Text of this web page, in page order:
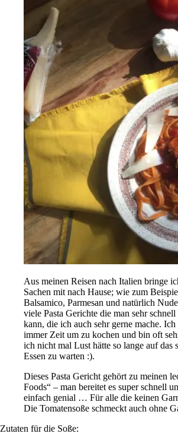
Aus meinen Reisen nach Italien bringe
Sachen mit nach Hause; wie zum
Balsamico, Parmesan und natürlich
viele Pasta Gerichte die man sehr
kann, die ich auch sehr gerne mache.
immer Zeit um zu kochen und bin oft
ich nicht mal Lust hätte so lange auf das
Essen zu warten :).
Dieses Pasta Gericht gehört zu meinen
Foods“ – man bereitet es super schnell
einfach genial … Für alle die keinen
Die Tomatensoße schmeckt auch ohne
Zutaten für die Soße: